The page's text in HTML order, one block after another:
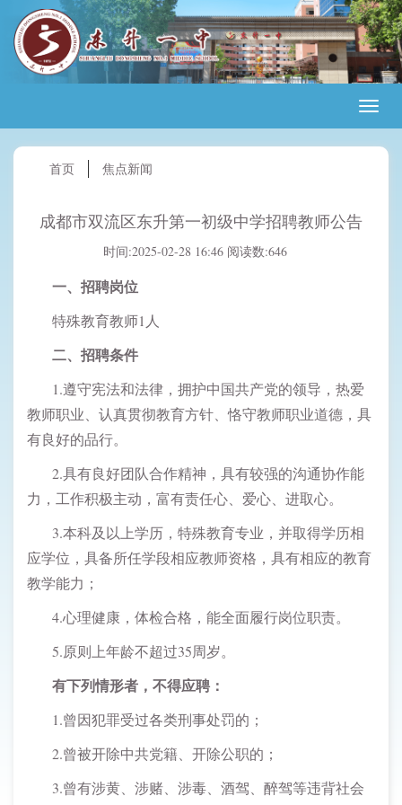
首页 焦点新闻
成都市双流区东升第一初级中学招聘教师公告
时间:2025-02-28 16:46 阅读数:646
一、招聘岗位
特殊教育教师1人
二、招聘条件
1.遵守宪法和法律，拥护中国共产党的领导，热爱
教师职业、认真贯彻教育方针、恪守教师职业道德，具
有良好的品行。
2.具有良好团队合作精神，具有较强的沟通协作能
力，工作积极主动，富有责任心、爱心、进取心。
3.本科及以上学历，特殊教育专业，并取得学历相
应学位，具备所任学段相应教师资格，具有相应的教育
教学能力；
4.心理健康，体检合格，能全面履行岗位职责。
5.原则上年龄不超过35周岁。
有下列情形者，不得应聘：
1.曾因犯罪受过各类刑事处罚的；
2.曾被开除中共党籍、开除公职的；
3.曾有涉黄、涉赌、涉毒、酒驾、醉驾等违背社会